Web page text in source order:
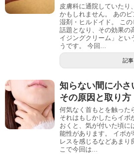
皮膚科に通院していたり
かもしれません。 あの
湿剤・ヒルドイド。 こ
話題となり、その効果の
イジングクリーム」とい
うです。 今回...
記
知らない間に小さ
その原因と取り方
何気なく首もとを触っ
それはもしかしたらイボ
おくと、気が付いた頃に
能性があります。 イボ
レスを感じるなどあまり
こで今回は...